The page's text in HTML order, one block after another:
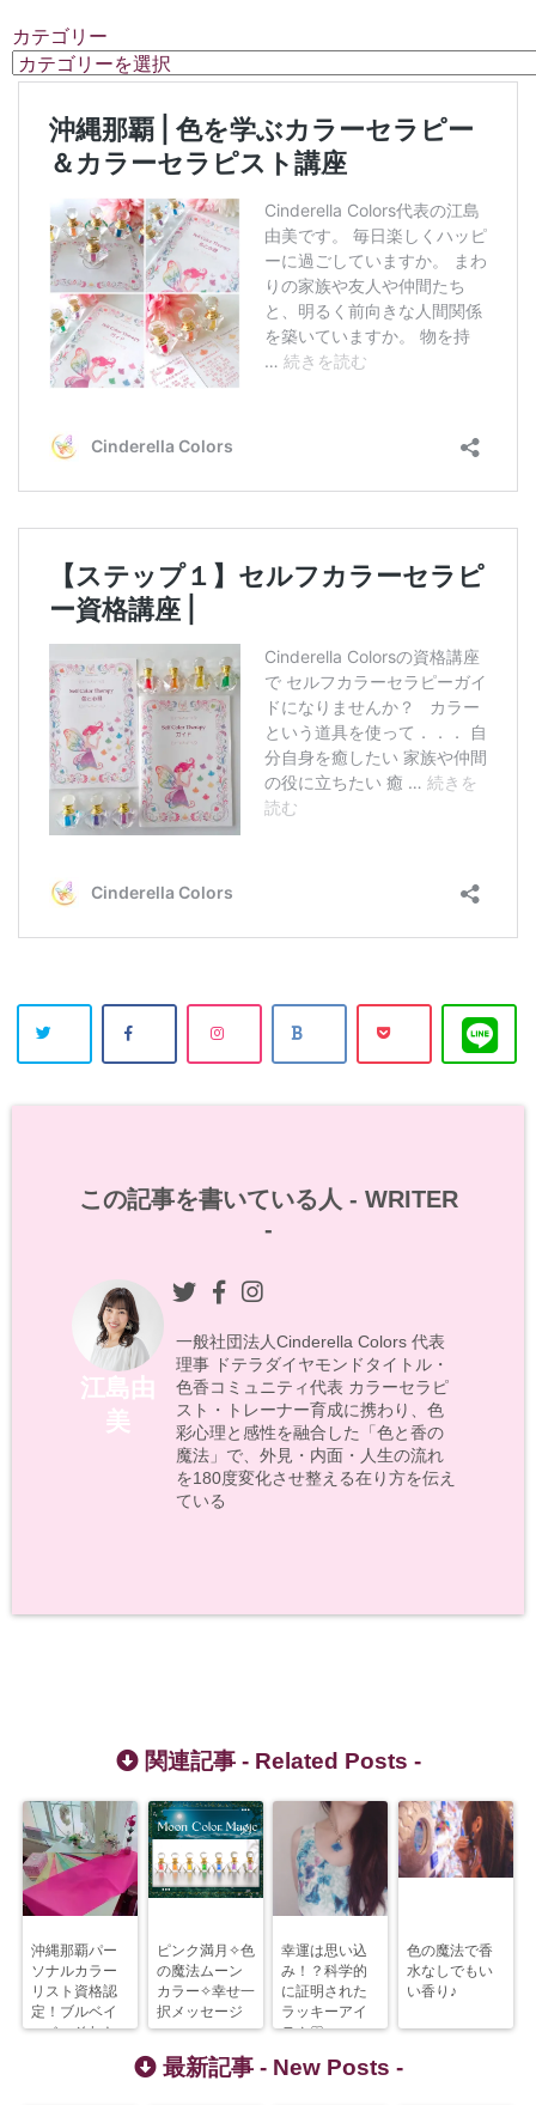
カテゴリー
カ
テ
この記事を書いている人 - WRITER
-
江島由
美
一般社団法人Cinderella Colors 代表
理事 ドテラダイヤモンドタイトル・
色香コミュニティ代表 カラーセラピ
スト・トレーナー育成に携わり、色
彩心理と感性を融合した「色と香の
魔法」で、外見・内面・人生の流れ
を180度変化させ整える在り方を伝え
ている
関連記事 - Related Posts -
沖縄那覇パー
ソナルカラー
リスト資格認
定！ブルベイ
エベ・それと
ピンク満月✧色
の魔法ムーン
カラー✧幸せ一
択メッセージ
幸運は思い込
み！？科学的
に証明された
ラッキーアイ
テム♡
色の魔法で香
水なしでもい
い香り♪
最新記事 - New Posts -